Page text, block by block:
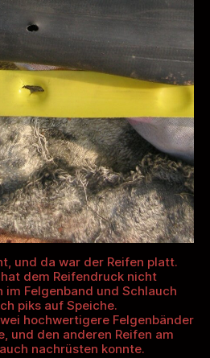
und da war der Reifen platt.
dem Reifendruck nicht
im Felgenband und Schlauch
piks auf Speiche.
hochwertigere Felgenbänder
und den anderen Reifen am
nachrüsten konnte.